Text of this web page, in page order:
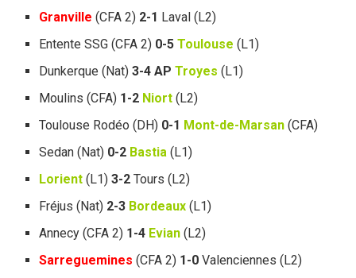
Granville (CFA 2) 2-1 Laval (L2)
Entente SSG (CFA 2) 0-5Toulouse (L1)
Dunkerque (Nat)3-4 APTroyes (L1)
Moulins (CFA) 1-2 Niort (L2)
Toulouse Rodéo (DH) 0-1 Mont-de-Marsan (CFA)
Sedan (Nat) 0-2 Bastia (L1)
Lorient (L1)3-2 Tours (L2)
Fréjus (Nat) 2-3 Bordeaux (L1)
Annecy (CFA 2) 1-4 Evian (L2)
Sarreguemines (CFA 2) 1-0 Valenciennes (L2)